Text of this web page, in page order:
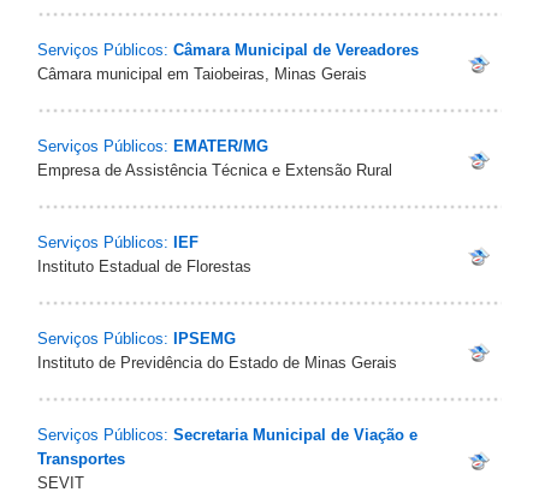
Serviços Públicos: Câmara Municipal de Vereadores
Câmara municipal em Taiobeiras, Minas Gerais
Serviços Públicos: EMATER/MG
Empresa de Assistência Técnica e Extensão Rural
Serviços Públicos:
IEF
Instituto Estadual de Florestas
Serviços Públicos:
IPSEMG
Instituto de Previdência do Estado de Minas Gerais
Serviços Públicos: Secretaria Municipal de Viação e
Transportes
SEVIT